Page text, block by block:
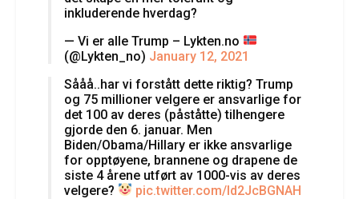
inkluderende hverdag?
— Vi er alle Trump – Lykten.no
(@Lykten_no) January 12, 2021
Sååå..har vi forstått dette riktig? Trump
og 75 millioner velgere er ansvarlige for
det 100 av deres (påståtte) tilhengere
gjorde den 6. januar. Men
Biden/Obama/Hillary er ikke ansvarlige
for opptøyene, brannene og drapene de
siste 4 årene utført av 1000-vis av deres
velgere?
pic.twitter.com/Id2JcBGNAH